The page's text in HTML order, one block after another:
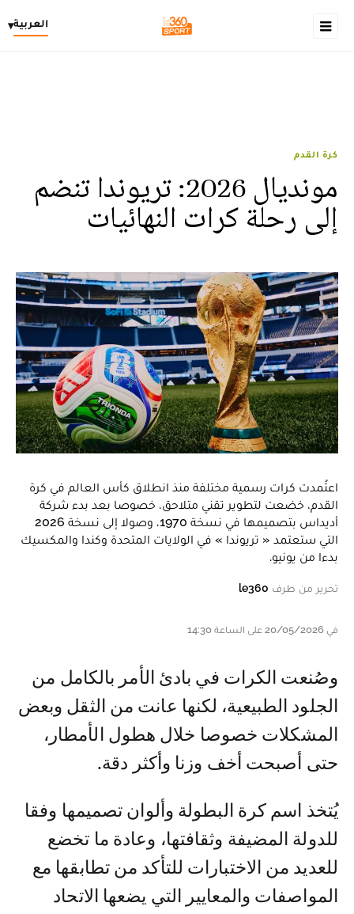
العربية▾
كرة القدم
مونديال 2026: تريوندا تنضم
إلى رحلة كرات النهائيات
اعتُمدت كرات رسمية مختلفة منذ انطلاق كأس العالم في كرة
القدم، خضعت لتطوير تقني متلاحق، خصوصا بعد بدء شركة
أديداس بتصميمها في نسخة 1970، وصولا إلى نسخة 2026
التي ستعتمد « تريوندا » في الولايات المتحدة وكندا والمكسيك
بدءا من يونيو.
تحرير من طرف le360
في 20/05/2026 على الساعة 14:30
وصُنعت الكرات في بادئ الأمر بالكامل من
الجلود الطبيعية، لكنها عانت من الثقل وبعض
المشكلات خصوصا خلال هطول الأمطار،
حتى أصبحت أخف وزنا وأكثر دقة.
يُتخذ اسم كرة البطولة وألوان تصميمها وفقا
للدولة المضيفة وثقافتها، وعادة ما تخضع
للعديد من الاختبارات للتأكد من تطابقها مع
المواصفات والمعايير التي يضعها الاتحاد